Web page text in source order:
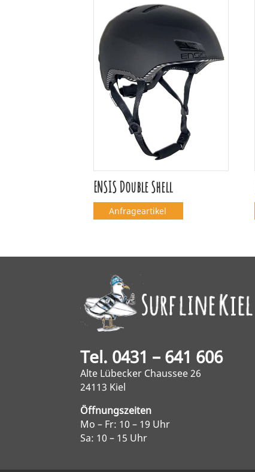
ENSIS Double Shell
Anfrageartikel
Tel. 0431 – 641 606
Alte Lübecker Chaussee 26
24113 Kiel
Öffnungszeiten
Mo – Fr: 10 – 19 Uhr
Sa: 10 – 15 Uhr